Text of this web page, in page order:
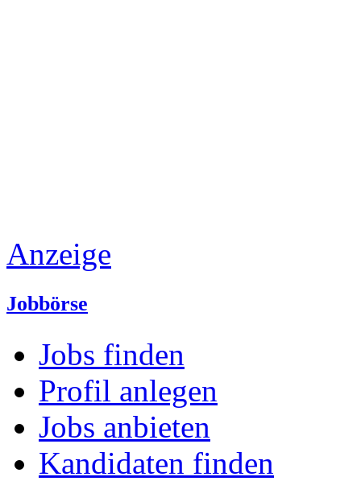
Anzeige
Jobbörse
Jobs finden
Profil anlegen
Jobs anbieten
Kandidaten finden